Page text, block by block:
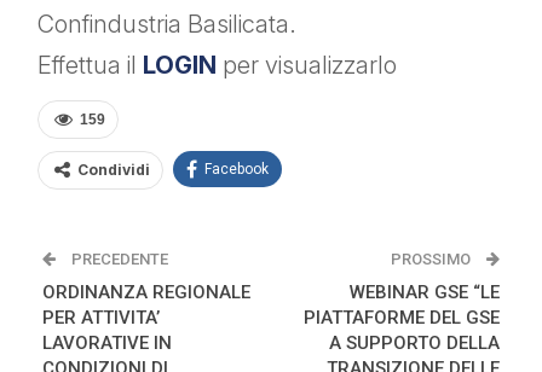
Confindustria Basilicata.
Effettua il LOGIN per visualizzarlo
159
Condividi Facebook
PRECEDENTE
ORDINANZA REGIONALE
PER ATTIVITA’
LAVORATIVE IN
PROSSIMO
WEBINAR GSE “LE
PIATTAFORME DEL GSE
A SUPPORTO DELLA